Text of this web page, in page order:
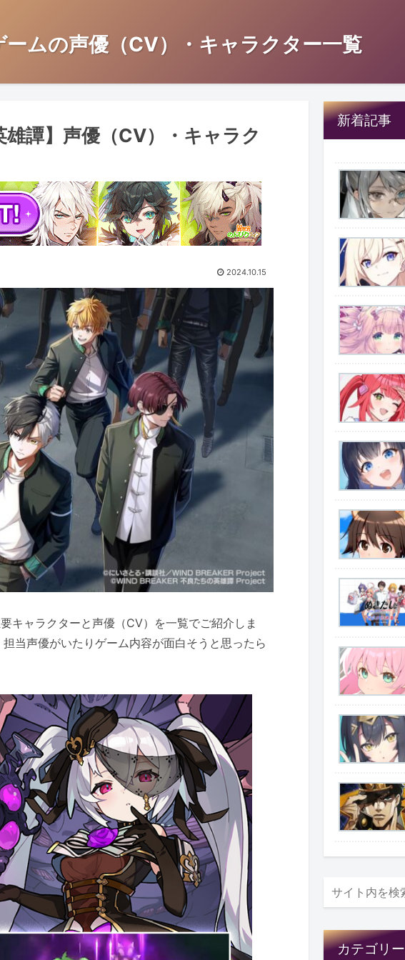
ームの声優（CV）・キャラクター一覧
雄譚】声優（CV）・キャラク
2024.10.15
キャラクターと声優（CV）を一覧でご紹介しま
当声優がいたりゲーム内容が面白そうと思ったら
新着記事
カテゴリー